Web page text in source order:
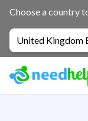
Choose a country
United Kingdom